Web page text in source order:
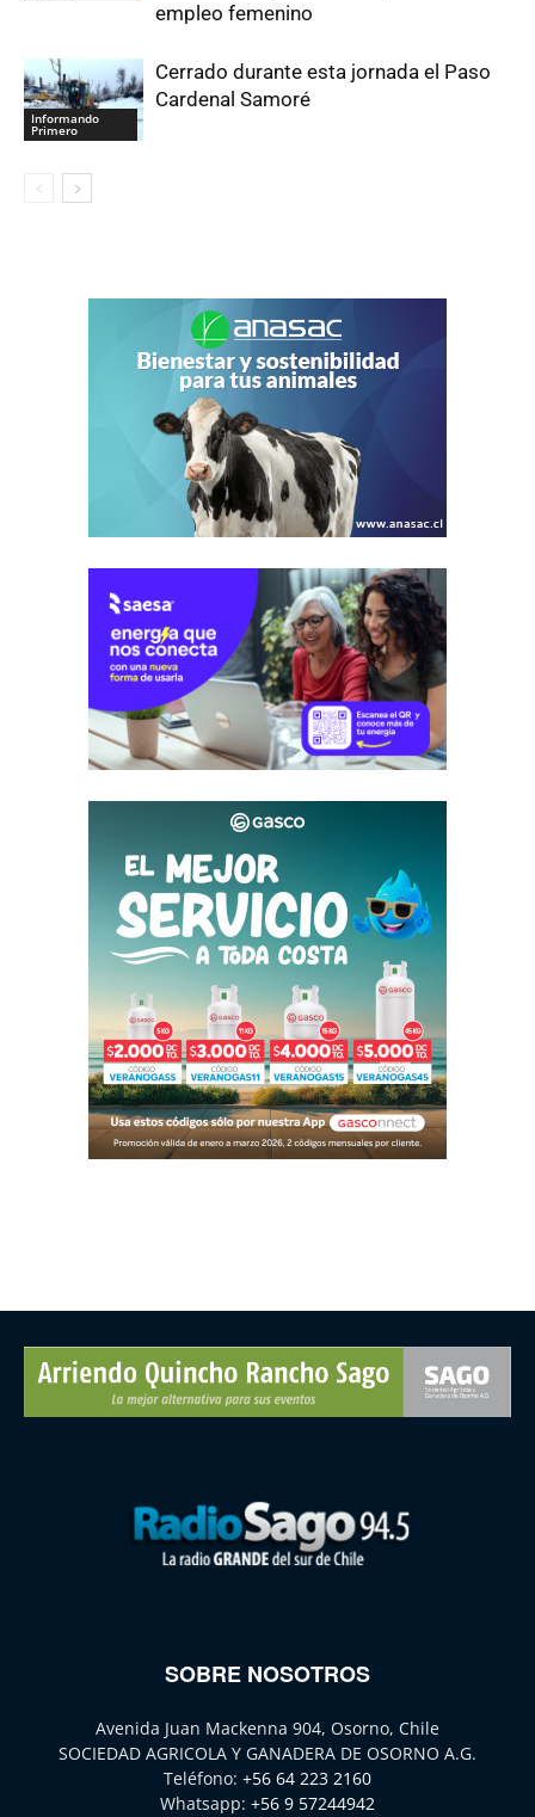
empleo femenino
Informando
Primero
Cerrado durante esta jornada el Paso
Cardenal Samoré
SOBRE NOSOTROS
Avenida Juan Mackenna 904, Osorno, Chile
SOCIEDAD AGRICOLA Y GANADERA DE OSORNO A.G.
Teléfono: +56 64 223 2160
Whatsapp: +56 9 57244942